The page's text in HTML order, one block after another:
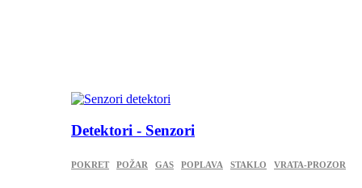
Detektori - Senzori
POKRET POŽAR GAS POPLAVA STAKLO VRATA-PROZOR